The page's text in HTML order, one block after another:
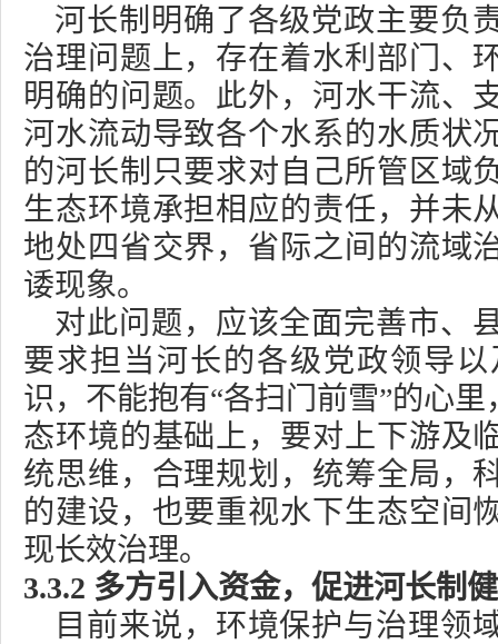
河长制明确了各级党政主要负
治理问题上，存在着水利部门、
明确的问题。此外，河水干流、
河水流动导致各个水系的水质状
的河长制只要求对自己所管区域
生态环境承担相应的责任，并未
地处四省交界，省际之间的流域
诿现象。
对此问题，应该全面完善市、
要求担当河长的各级党政领导
识，不能抱有“各扫门前雪”的心
态环境的基础上，要对上下游及
统思维，合理规划，统筹全局，
的建设，也要重视水下生态空间
现长效治理。
3.3.2 多方引入资金，促进河长制
目前来说，环境保护与治理领